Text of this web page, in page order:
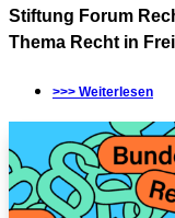
Stiftung Forum
Thema Recht in
>>> Weiterlesen